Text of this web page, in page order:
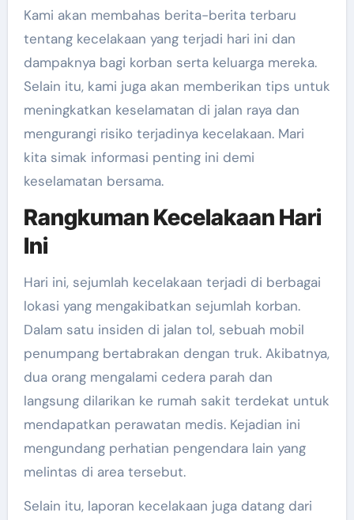
Kami akan membahas berita-berita terbaru
tentang kecelakaan yang terjadi hari ini dan
dampaknya bagi korban serta keluarga mereka.
Selain itu, kami juga akan memberikan tips untuk
meningkatkan keselamatan di jalan raya dan
mengurangi risiko terjadinya kecelakaan. Mari
kita simak informasi penting ini demi
keselamatan bersama.
Rangkuman Kecelakaan Hari
Ini
Hari ini, sejumlah kecelakaan terjadi di berbagai
lokasi yang mengakibatkan sejumlah korban.
Dalam satu insiden di jalan tol, sebuah mobil
penumpang bertabrakan dengan truk. Akibatnya,
dua orang mengalami cedera parah dan
langsung dilarikan ke rumah sakit terdekat untuk
mendapatkan perawatan medis. Kejadian ini
mengundang perhatian pengendara lain yang
melintas di area tersebut.
Selain itu, laporan kecelakaan juga datang dari